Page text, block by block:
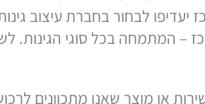
בתל אביב?
לבחור בחברת עיצוב גינות
בכל סוגי הגינות. לשם